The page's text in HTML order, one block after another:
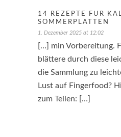
14 REZEPTE FÜR
SOMMERPLATTEN
1. Dezember 2025 at 12:02
[…] min Vorbereitung.
blättere durch diese
die Sammlung zu
Lust auf Fingerfood?
zum Teilen: […]